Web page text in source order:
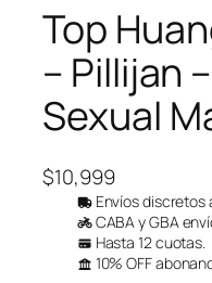
Top
– Pillijan
Sexual
$10,999
Envíos discretos
CABA y GBA
Hasta 12 cuotas.
10% OFF